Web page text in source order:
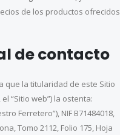
de los productos ofrecidos
de contacto
que la titularidad de este Sitio
“Sitio web”) la ostenta:
Ferretero”), NIF B71484018,
Tomo 2112, Folio 175, Hoja